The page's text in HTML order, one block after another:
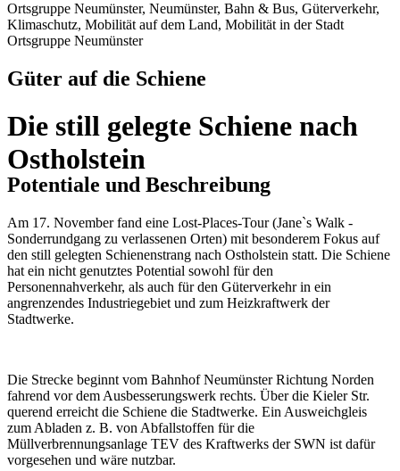
Ortsgruppe Neumünster, Neumünster, Bahn & Bus, Güterverkehr,
Klimaschutz, Mobilität auf dem Land, Mobilität in der Stadt
Ortsgruppe Neumünster
Güter auf die Schiene
Die still gelegte Schiene nach
Ostholstein
Potentiale und Beschreibung
Am 17. November fand eine Lost-Places-Tour (Jane`s Walk -
Sonderrundgang zu verlassenen Orten) mit besonderem Fokus auf
den still gelegten Schienenstrang nach Ostholstein statt. Die Schiene
hat ein nicht genutztes Potential sowohl für den
Personennahverkehr, als auch für den Güterverkehr in ein
angrenzendes Industriegebiet und zum Heizkraftwerk der
Stadtwerke.
Die Strecke beginnt vom Bahnhof Neumünster Richtung Norden
fahrend vor dem Ausbesserungswerk rechts. Über die Kieler Str.
querend erreicht die Schiene die Stadtwerke. Ein Ausweichgleis
zum Abladen z. B. von Abfallstoffen für die
Müllverbrennungsanlage TEV des Kraftwerks der SWN ist dafür
vorgesehen und wäre nutzbar.